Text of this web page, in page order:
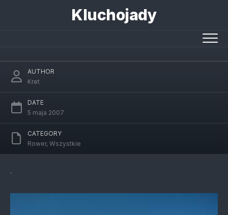
Kluchojady
AUTHOR
Kret
DATE
5 maja 2007
CATEGORY
Rower, Wszystkie
.